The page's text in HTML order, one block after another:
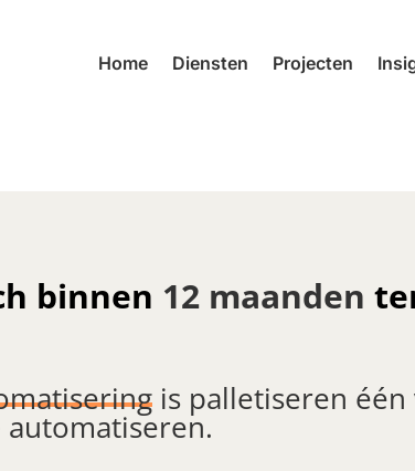
Home Diensten Projecten
binnen 12 maanden
is palletiseren